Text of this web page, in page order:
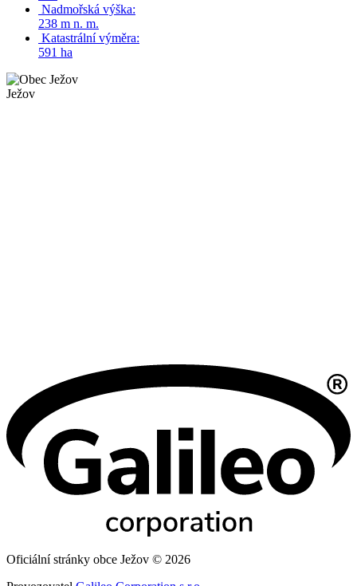
Nadmořská výška:
238 m n. m.
Katastrální výměra:
591 ha
Ježov
Oficiální stránky obce Ježov © 2026